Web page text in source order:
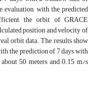
evaluation, with the predicted
the orbit of GRACE
position and velocity of
orbit data. The results show
the prediction of 7 days with
50 meters and 0.15 m/s